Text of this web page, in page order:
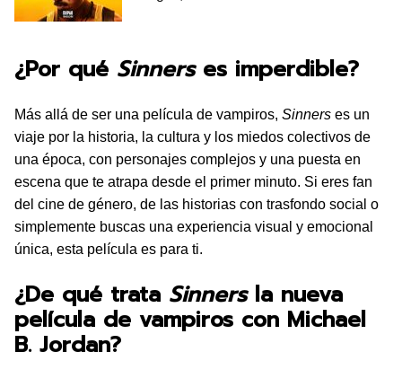
¿Por qué Sinnerses imperdible?
Más allá de ser una película de vampiros, Sinners es un
viaje por la historia, la cultura y los miedos colectivos de
una época, con personajes complejos y una puesta en
escena que te atrapa desde el primer minuto. Si eres fan
del cine de género, de las historias con trasfondo social o
simplemente buscas una experiencia visual y emocional
única, esta película es para ti.
¿De qué trata Sinnersla nueva
película de vampiros con Michael
B. Jordan?